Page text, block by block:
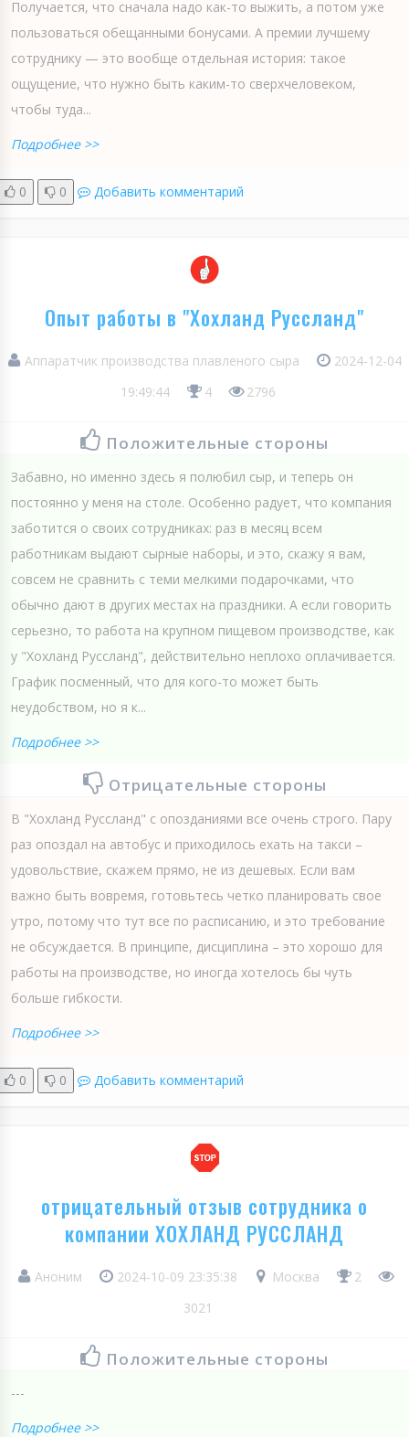
Получается, что сначала надо как-то выжить, а потом уже
пользоваться обещанными бонусами. А премии лучшему
сотруднику — это вообще отдельная история: такое
ощущение, что нужно быть каким-то сверхчеловеком,
чтобы туда...
Подробнее >>
0 0 Добавить комментарий
Опыт работы в "Хохланд Руссланд"
Аппаратчик производства плавленого сыра
2024-12-04
19:49:44
4 2796
Положительные стороны
Забавно, но именно здесь я полюбил сыр, и теперь он
постоянно у меня на столе. Особенно радует, что компания
заботится о своих сотрудниках: раз в месяц всем
работникам выдают сырные наборы, и это, скажу я вам,
совсем не сравнить с теми мелкими подарочками, что
обычно дают в других местах на праздники. А если говорить
серьезно, то работа на крупном пищевом производстве, как
у "Хохланд Руссланд", действительно неплохо оплачивается.
График посменный, что для кого-то может быть
неудобством, но я к...
Подробнее >>
Отрицательные стороны
В "Хохланд Руссланд" с опозданиями все очень строго. Пару
раз опоздал на автобус и приходилось ехать на такси –
удовольствие, скажем прямо, не из дешевых. Если вам
важно быть вовремя, готовьтесь четко планировать свое
утро, потому что тут все по расписанию, и это требование
не обсуждается. В принципе, дисциплина – это хорошо для
работы на производстве, но иногда хотелось бы чуть
больше гибкости.
Подробнее >>
0 0 Добавить комментарий
отрицательный отзыв сотрудника о
компании ХОХЛАНД РУССЛАНД
Аноним 2024-10-09 23:35:38 Москва
2
3021
Положительные стороны
---
Подробнее >>